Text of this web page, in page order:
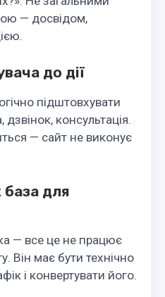
— досвідом,
до дії
підштовхувати
дзвінок, консультація.
— сайт не виконує
для
— все це не працює
Він має бути технічно
і конвертувати його.